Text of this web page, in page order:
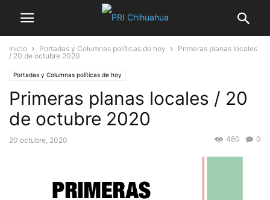
Inicio Portadas y Columnas políticas de hoy
Primeras planas locales
/ 20 de octubre 2020
Portadas y Columnas políticas de hoy
Primeras planas locales / 20
de octubre 2020
20 octubre, 2020 0
480